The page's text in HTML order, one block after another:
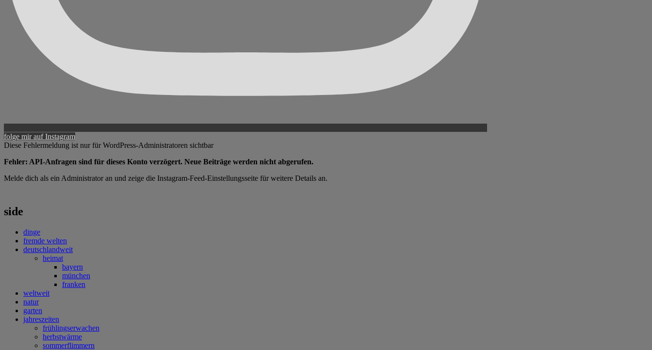
folge mir auf Instagram
Diese Fehlermeldung ist nur für WordPress-Administratoren sichtbar
Fehler: API-Anfragen sind für dieses Konto verzögert. Neue Beiträge werden nicht abgerufen.
Melde dich als ein Administrator an und zeige die Instagram-Feed-Einstellungsseite für weitere Details an.
side
dinge
fremde welten
deutschlandweit
heimat
bayern
münchen
franken
weltweit
natur
garten
jahreszeiten
frühlingserwachen
herbstwärme
sommerflimmern